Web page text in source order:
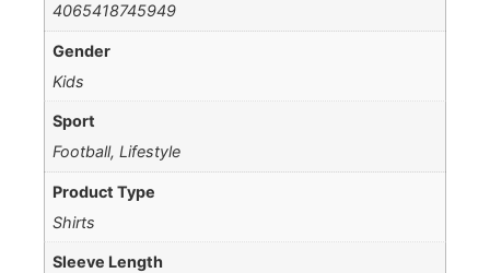
4065418745949
Gender
Kids
Sport
Football, Lifestyle
Product Type
Shirts
Sleeve Length